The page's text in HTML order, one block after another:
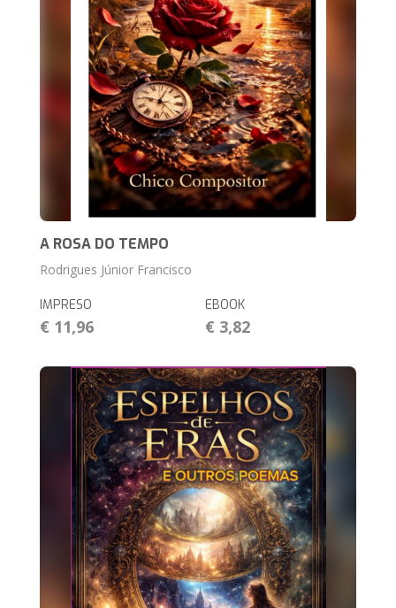
A ROSA DO TEMPO
Rodrigues Júnior Francisco
IMPRESO
€ 11,96
EBOOK
€ 3,82